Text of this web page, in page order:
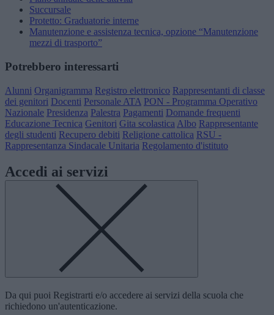
Succursale
Protetto: Graduatorie interne
Manutenzione e assistenza tecnica, opzione “Manutenzione
mezzi di trasporto”
Potrebbero interessarti
Alunni Organigramma Registro elettronico Rappresentanti di classe
dei genitori Docenti Personale ATA PON - Programma Operativo
Nazionale Presidenza Palestra Pagamenti Domande frequenti
Educazione Tecnica Genitori Gita scolastica Albo Rappresentante
degli studenti Recupero debiti Religione cattolica RSU -
Rappresentanza Sindacale Unitaria Regolamento d'istituto
Accedi ai servizi
Da qui puoi Registrarti e/o accedere ai servizi della scuola che
richiedono un'autenticazione.